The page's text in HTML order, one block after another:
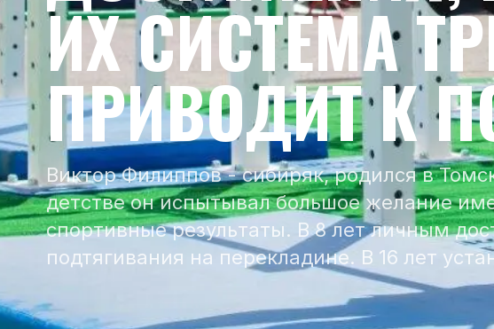
ИХ СИСТЕМА
ПРИВОДИТ К
Виктор Филиппов - сибиряк, родился в
детстве он испытывал большое желание
спортивные результаты. В 8 лет личным
подтягивания на перекладине. В 16 лет